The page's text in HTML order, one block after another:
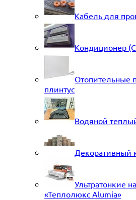
Кабель для
Кондиционер
Отопительные
плинтус
Водяной
Декоративный
Ультратонкие
«Теплолюкс Alumia»